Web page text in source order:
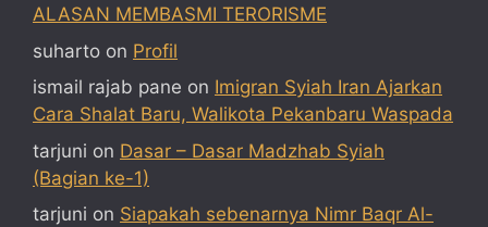
ALASAN MEMBASMI TERORISME
suharto on Profil
ismail rajab pane on Imigran Syiah Iran Ajarkan
Cara Shalat Baru, Walikota Pekanbaru Waspada
tarjuni on Dasar – Dasar Madzhab Syiah
(Bagian ke-1)
tarjuni on Siapakah sebenarnya Nimr Baqr Al-